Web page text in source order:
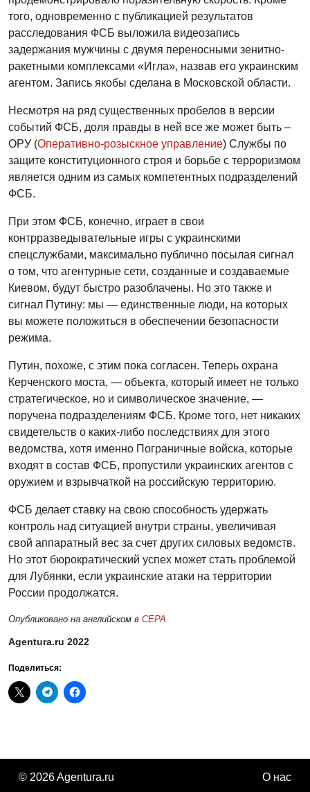
того, одновременно с публикацией результатов
расследования ФСБ выложила видеозапись
задержания мужчины с двумя переносными зенитно-
ракетными комплексами «Игла», назвав его украинским
агентом. Запись якобы сделана в Московской области.
Несмотря на ряд существенных пробелов в версии
событий ФСБ, доля правды в ней все же может быть –
ОРУ (Оперативно-розыскное управление) Службы по
защите конституционного строя и борьбе с терроризмом
является одним из самых компетентных подразделений
ФСБ.
При этом ФСБ, конечно, играет в свои
контрразведывательные игры с украинскими
спецслужбами, максимально публично посылая сигнал
о том, что агентурные сети, созданные и создаваемые
Киевом, будут быстро разоблачены. Но это также и
сигнал Путину: мы — единственные люди, на которых
вы можете положиться в обеспечении безопасности
режима.
Путин, похоже, с этим пока согласен. Теперь охрана
Керченского моста, — объекта, который имеет не только
стратегическое, но и символическое значение, —
поручена подразделениям ФСБ. Кроме того, нет никаких
свидетельств о каких-либо последствиях для этого
ведомства, хотя именно Пограничные войска, которые
входят в состав ФСБ, пропустили украинских агентов с
оружием и взрывчаткой на российскую территорию.
ФСБ делает ставку на свою способность удержать
контроль над ситуацией внутри страны, увеличивая
свой аппаратный вес за счет других силовых ведомств.
Но этот бюрократический успех может стать проблемой
для Лубянки, если украинские атаки на территории
России продолжатся.
Опубликовано на английском в CEPA
Agentura.ru 2022
Поделиться:
© 2026 Agentura.ru О нас